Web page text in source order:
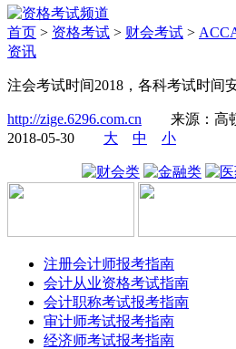
首页 > 资格考试 > 财会考试 >
资讯
注会考试时间2018，各科考试时间
http://zige.6296.com.cn 来源：高
2018-05-30 大 中 小
注册会计师报考指南
会计从业资格考试指南
会计职称考试报考指南
审计师考试报考指南
经济师考试报考指南